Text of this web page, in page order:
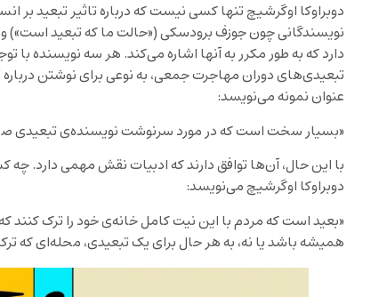
دوبراوکا اوگرشیچ تنها کسی نیست که درباره تاثیر تبعید بر
نویسندگانی چون جوزف برودسکی («حالت ما که تبعید است») و
دارد که به طور مکرر به آنها اشاره می‌کند. هر سه نویسنده با
تبعیدی‌های دوران مهاجرت جمعی، به نوعی برای نوشتن
عنوان نمونه می‌نویسد:
«بسیار سخت است که در مورد سرنوشت نویسنده‌ی تبعیدی
با این حال، آن‌ها توافق دارند که ادبیات نقش مهمی دارد. چه
دوبراوکا اوگرشیچ می‌نویسد:
«بعید است که مردم با این نیت کامل خانه‌ی خود را ترک کنند
همیشه باشد یا نه، به هر حال برای یک تبعیدی، محله‌ای که